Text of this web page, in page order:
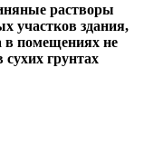
растворы
участков здания,
в помещениях не
грунтах